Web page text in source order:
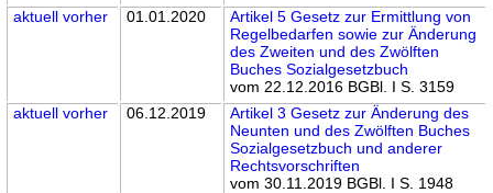
aktuell vorher 01.01.2020
Artikel 5 Gesetz zur Ermittlung von
Regelbedarfen sowie zur Änderung
des Zweiten und des Zwölften
Buches Sozialgesetzbuch
vom 22.12.2016 BGBl. I S. 3159
aktuell vorher 06.12.2019
Artikel 3 Gesetz zur Änderung des
Neunten und des Zwölften Buches
Sozialgesetzbuch und anderer
Rechtsvorschriften
vom 30.11.2019 BGBl. I S. 1948